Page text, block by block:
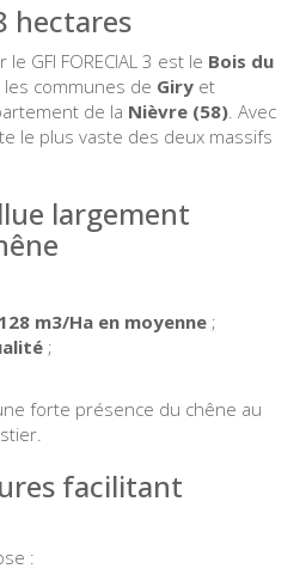
hectares
GFI FORECIAL 3 est le Bois du
communes de Giry et
de la Nièvre (58). Avec
le plus vaste des deux massifs
largement
128 m3/Ha en moyenne ;
;
forte présence du chêne au
facilitant
: